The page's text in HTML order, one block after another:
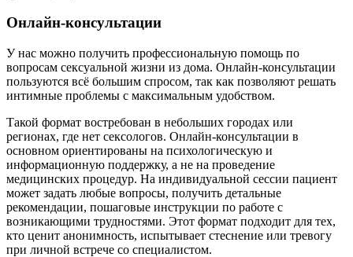
Онлайн-консультации
У нас можно получить профессиональную помощь по
вопросам сексуальной жизни из дома. Онлайн-консультации
пользуются всё большим спросом, так как позволяют решать
интимные проблемы с максимальным удобством.
Такой формат востребован в небольших городах или
регионах, где нет сексологов. Онлайн-консультации в
основном ориентированы на психологическую и
информационную поддержку, а не на проведение
медицинских процедур. На индивидуальной сессии пациент
может задать любые вопросы, получить детальные
рекомендации, пошаговые инструкции по работе с
возникающими трудностями. Этот формат подходит для тех,
кто ценит анонимность, испытывает стеснение или тревогу
при личной встрече со специалистом.